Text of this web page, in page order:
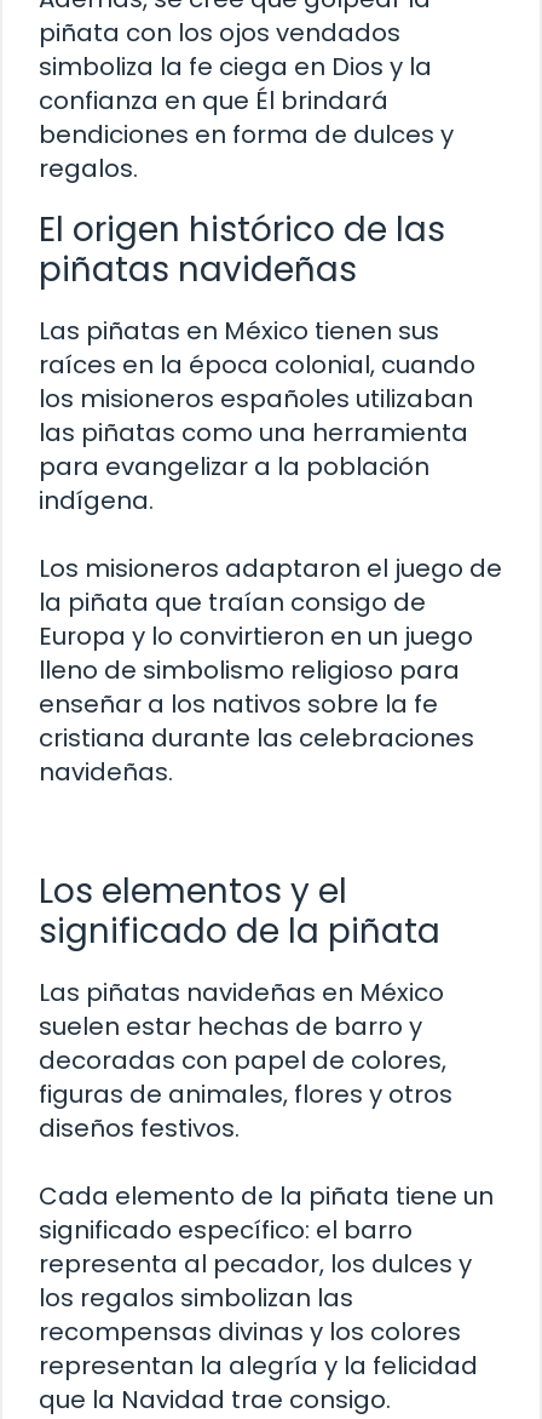
piñata con los ojos vendados
simboliza la fe ciega en Dios y la
confianza en que Él brindará
bendiciones en forma de dulces y
regalos.
El origen histórico de las
piñatas navideñas
Las piñatas en México tienen sus
raíces en la época colonial, cuando
los misioneros españoles utilizaban
las piñatas como una herramienta
para evangelizar a la población
indígena.
Los misioneros adaptaron el juego de
la piñata que traían consigo de
Europa y lo convirtieron en un juego
lleno de simbolismo religioso para
enseñar a los nativos sobre la fe
cristiana durante las celebraciones
navideñas.
Los elementos y el
significado de la piñata
Las piñatas navideñas en México
suelen estar hechas de barro y
decoradas con papel de colores,
figuras de animales, flores y otros
diseños festivos.
Cada elemento de la piñata tiene un
significado específico: el barro
representa al pecador, los dulces y
los regalos simbolizan las
recompensas divinas y los colores
representan la alegría y la felicidad
que la Navidad trae consigo.